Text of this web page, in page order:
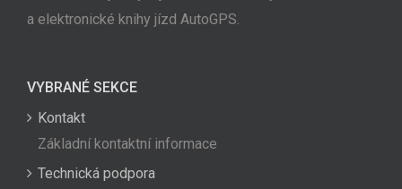
a elektronické knihy jízd AutoGPS.
VYBRANÉ SEKCE
Kontakt
Základní kontaktní informace
Technická podpora